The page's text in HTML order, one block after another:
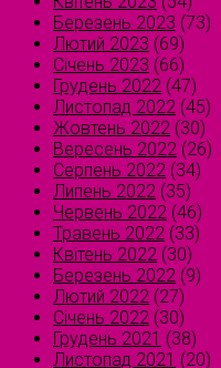
Березень 2023 (73)
Лютий 2023 (69)
Січень 2023 (66)
Грудень 2022 (47)
Листопад 2022 (45)
Жовтень 2022 (30)
Вересень 2022 (26)
Серпень 2022 (34)
Липень 2022 (35)
Червень 2022 (46)
Травень 2022 (33)
Квітень 2022 (30)
Березень 2022 (9)
Лютий 2022 (27)
Січень 2022 (30)
Грудень 2021 (38)
Листопад 2021 (20)